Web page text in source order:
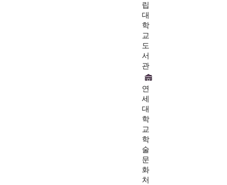
립
대
학
교
도
서
관
연
세
대
학
교
학
술
문
화
처